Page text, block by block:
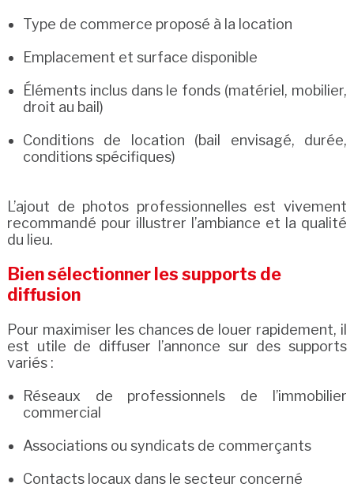
Type de commerce proposé à la location
Emplacement et surface disponible
Éléments inclus dans le fonds (matériel, mobilier,
droit au bail)
Conditions de location (bail envisagé, durée,
conditions spécifiques)
L’ajout de photos professionnelles est vivement
recommandé pour illustrer l’ambiance et la qualité
du lieu.
Bien sélectionner les supports de
diffusion
Pour maximiser les chances de louer rapidement, il
est utile de diffuser l’annonce sur des supports
variés :
Réseaux de professionnels de l’immobilier
commercial
Associations ou syndicats de commerçants
Contacts locaux dans le secteur concerné